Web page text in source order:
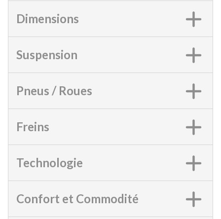
Dimensions
Suspension
Pneus / Roues
Freins
Technologie
Confort et Commodité